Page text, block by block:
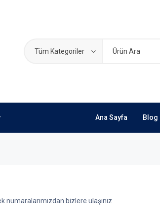
Tüm Kategoriler
Ana Sayfa Blog
bizlere ulaşınız